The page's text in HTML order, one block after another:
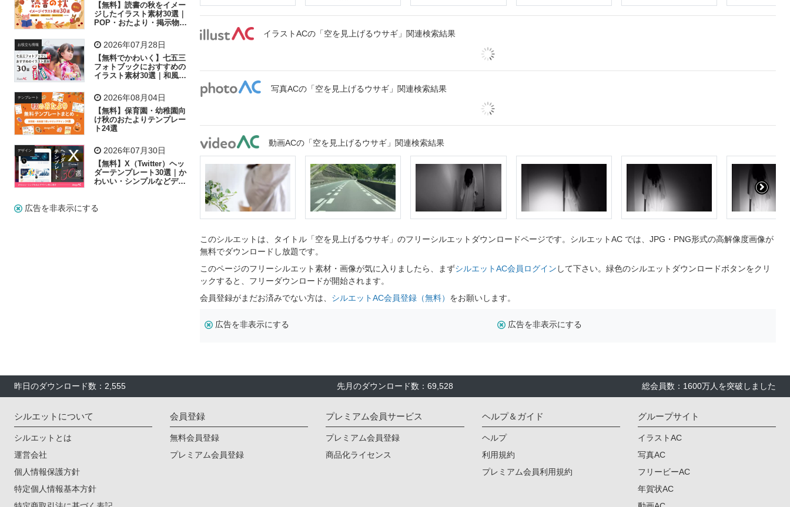
歩く 工場 会社 太陽 キラキラ
子供 作業員 葉 相談 ピクトグラム
【無料】読書の秋をイメー
ジしたイラスト素材30選｜
POP・おたより・掲示物に
お役立ち情報 2026年07月28日
【無料でかわいく】七五三
フォトブックにおすすめの
イラスト素材30選｜和風の
テンプレート 2026年08月04日
【無料】保育園・幼稚園向
け秋のおたよりテンプレー
ト24選
デザイン 2026年07月30日
【無料】X（Twitter）ヘッ
ダーテンプレート30選｜か
わいい・シンプルなどデザ
広告を非表示にする
イラストACの「空を見上げるウサギ」関連検索結果
写真ACの「空を見上げるウサギ」関連検索結果
動画ACの「空を見上げるウサギ」関連検索結果
このシルエットは、タイトル「空を見上げるウサギ」のフリーシルエットダウンロードページです。シルエットAC では、JPG・PNG形式の高解像度画像が
無料でダウンロードし放題です。
このページのフリーシルエット素材・画像が気に入りましたら、まずシルエットAC会員ログイン して下さい。緑色のシルエットダウンロードボタンをクリ
ックすると、フリーダウンロードが開始されます。
会員登録がまだお済みでない方は、 シルエットAC会員登録（無料） をお願いします。
広告を非表示にする 広告を非表示にする
昨日のダウンロード数：2,555 先月のダウンロード数：69,528 総会員数：1600万人を突破しました
シルエットについて
シルエットとは
運営会社
個人情報保護方針
特定個人情報基本方針
会員登録
無料会員登録
プレミアム会員登録
プレミアム会員サービス
プレミアム会員登録
商品化ライセンス
ヘルプ＆ガイド
ヘルプ
利用規約
プレミアム会員利用規約
グループサイト
イラストAC
写真AC
フリービーAC
年賀状AC